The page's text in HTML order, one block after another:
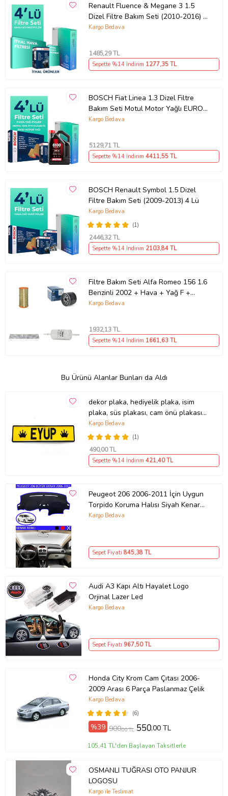
Renault Fluence & Megane 3 1.5
Dizel Filtre Bakım Seti (2010-2016) 4
Lü
Kargo Bedava
1485,29 TL
Sepette %14 İndirim 1277,35 TL
BOSCH Fiat Linea 1.3 Dizel Filtre
Bakım Seti Motul Motor Yağlı EURO
5 (2009-2017) 4 Lü
Kargo Bedava
5129,71 TL
Sepette %14 İndirim 4411,55 TL
BOSCH Renault Symbol 1.5 Dizel
Filtre Bakım Seti (2009-2013) 4 Lü
(1)
Kargo Bedava
2446,32 TL
Sepette %14 İndirim 2103,84 TL
Filtre Bakım Seti Alfa Romeo 156 1.6
Benzinli 2002 + Hava + Yağ F +
Yakıt F. + Polen Sardes
Kargo Bedava
1932,13 TL
Sepette %14 İndirim 1661,63 TL
Bu Ürünü Alanlar Bunları da Aldı
dekor plaka, hediyelik plaka, isim
plaka, süs plakası, cam önü plakası,
tırcı plakası (Sarı-Siyah)
(1)
Kargo Bedava
490,00 TL
Sepette %14 İndirim 421,40 TL
Peugeot 206 2006-2011 İçin Uygun
Torpido Koruma Halısı Siyah Kenar
Renk Mavi
Kargo Bedava
Sepet Fiyatı 845,38 TL
Audi A3 Kapı Altı Hayalet Logo
Orjinal Lazer Led
Kargo Bedava
Sepet Fiyatı 967,50 TL
Honda City Krom Cam Çıtası 2006-
2009 Arası 6 Parça Paslanmaz Çelik
(6)
Kargo Bedava
%39 900,00 TL 550,00 TL
105,41 TL'den Başlayan Taksitlerle
OSMANLI TUĞRASI OTO PANJUR
LOGOSU
Kargo ile Teslimat